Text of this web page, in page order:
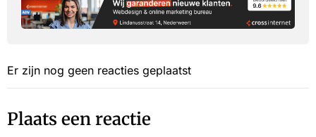
Er zijn nog geen reacties geplaatst
Plaats een reactie